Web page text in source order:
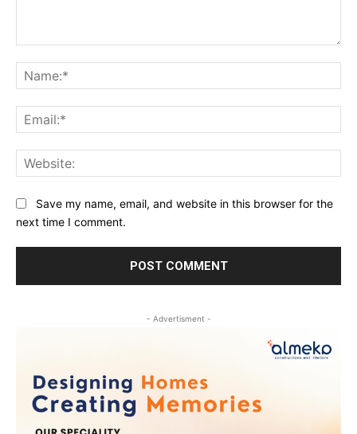
Save my name, email, and website in this browser for the
next time I comment.
- Advertisment -